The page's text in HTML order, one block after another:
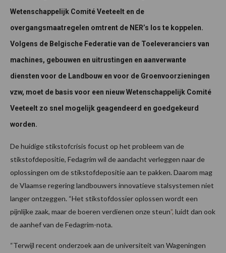
Wetenschappelijk Comité Veeteelt en de
overgangsmaatregelen omtrent de NER’s los te koppelen.
Volgens de Belgische Federatie van de Toeleveranciers van
machines, gebouwen en uitrustingen en aanverwante
diensten voor de Landbouw en voor de Groenvoorzieningen
vzw, moet de basis voor een nieuw Wetenschappelijk Comité
Veeteelt zo snel mogelijk geagendeerd en goedgekeurd
worden.
De huidige stikstofcrisis focust op het probleem van de
stikstofdepositie, Fedagrim wil de aandacht verleggen naar de
oplossingen om de stikstofdepositie aan te pakken. Daarom mag
de Vlaamse regering landbouwers innovatieve stalsystemen niet
langer ontzeggen. “Het stikstofdossier oplossen wordt een
pijnlijke zaak, maar de boeren verdienen onze steun”, luidt dan ook
de aanhef van de Fedagrim-nota.
“Terwijl recent onderzoek aan de universiteit van Wageningen